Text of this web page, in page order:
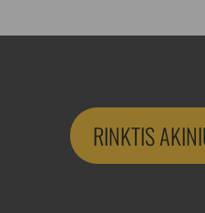
RINKTIS